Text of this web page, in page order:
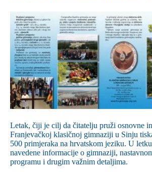
Letak, čiji je cilj da čitatelju pruži osnovne
Franjevačkoj klasičnoj gimnaziji u Sinju
500 primjeraka na hrvatskom jeziku. U
navedene informacije o gimnaziji,
programu i drugim važnim detaljima.